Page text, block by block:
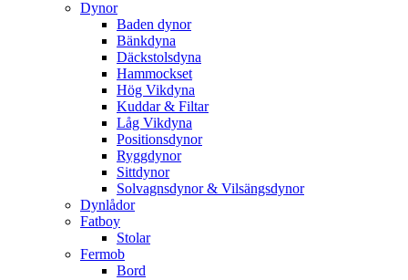
Dynor
Baden dynor
Bänkdyna
Däckstolsdyna
Hammockset
Hög Vikdyna
Kuddar & Filtar
Låg Vikdyna
Positionsdynor
Ryggdynor
Sittdynor
Solvagnsdynor & Vilsängsdynor
Dynlådor
Fatboy
Stolar
Fermob
Bord